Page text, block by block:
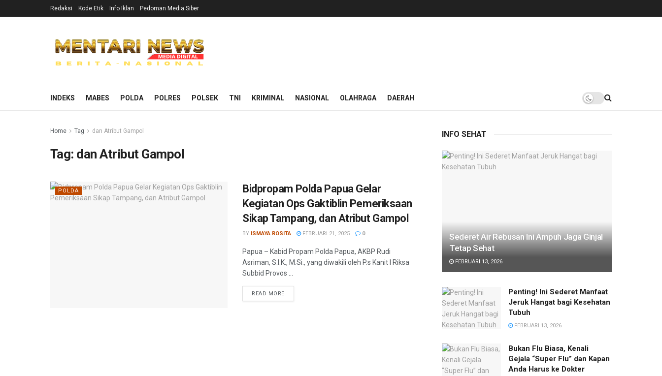
Redaksi Kode Etik Info Iklan Pedoman Media Siber
INDEKS MABES POLDA POLRES POLSEK TNI KRIMINAL NASIONAL OLAHRAGA DAERAH
Home Tag dan Atribut Gampol
Tag: dan Atribut Gampol
POLDA
Bidpropam Polda Papua Gelar
Kegiatan Ops Gaktiblin Pemeriksaan
Sikap Tampang, dan Atribut Gampol
BY ISMAYA ROSITA FEBRUARI 21, 2025 0
Papua – Kabid Propam Polda Papua, AKBP Rudi
Asriman, S.I.K., M.Si., yang diwakili oleh P.s Kanit I Riksa
Subbid Provos ...
READ MORE
INFO SEHAT
Sederet Air Rebusan Ini Ampuh Jaga Ginjal
Tetap Sehat
FEBRUARI 13, 2026
Penting! Ini Sederet Manfaat
Jeruk Hangat bagi Kesehatan
Tubuh
FEBRUARI 13, 2026
Bukan Flu Biasa, Kenali
Gejala “Super Flu” dan Kapan
Anda Harus ke Dokter